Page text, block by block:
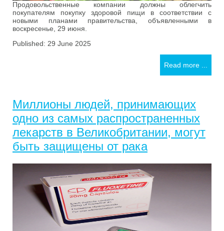
Продовольственные компании должны облегчить
покупателям покупку здоровой пищи в соответствии с
новыми планами правительства, объявленными в
воскресенье, 29 июня.
Published: 29 June 2025
Read more ...
Миллионы людей, принимающих
одно из самых распространенных
лекарств в Великобритании, могут
быть защищены от рака